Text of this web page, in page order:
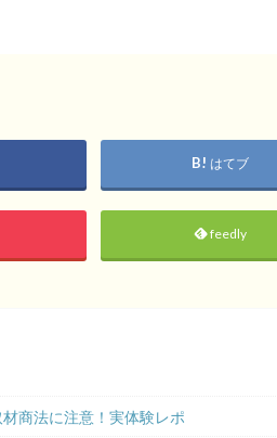
はてブ
feedly
商法に注意！実体験レポ